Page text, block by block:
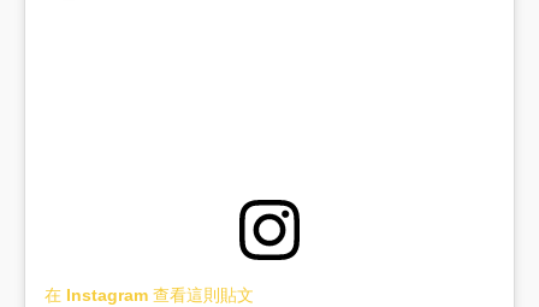
在 Instagram 查看這則貼文